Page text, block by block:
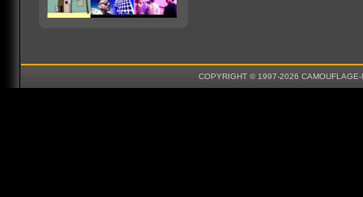
COPYRIGHT © 1997-2026 CAMOUFLAGE-